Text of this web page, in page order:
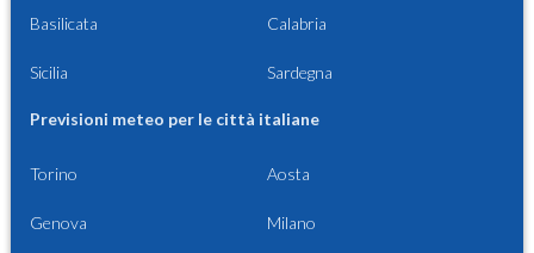
Basilicata Calabria
Sicilia Sardegna
Previsioni meteo per le città italiane
Torino Aosta
Genova Milano